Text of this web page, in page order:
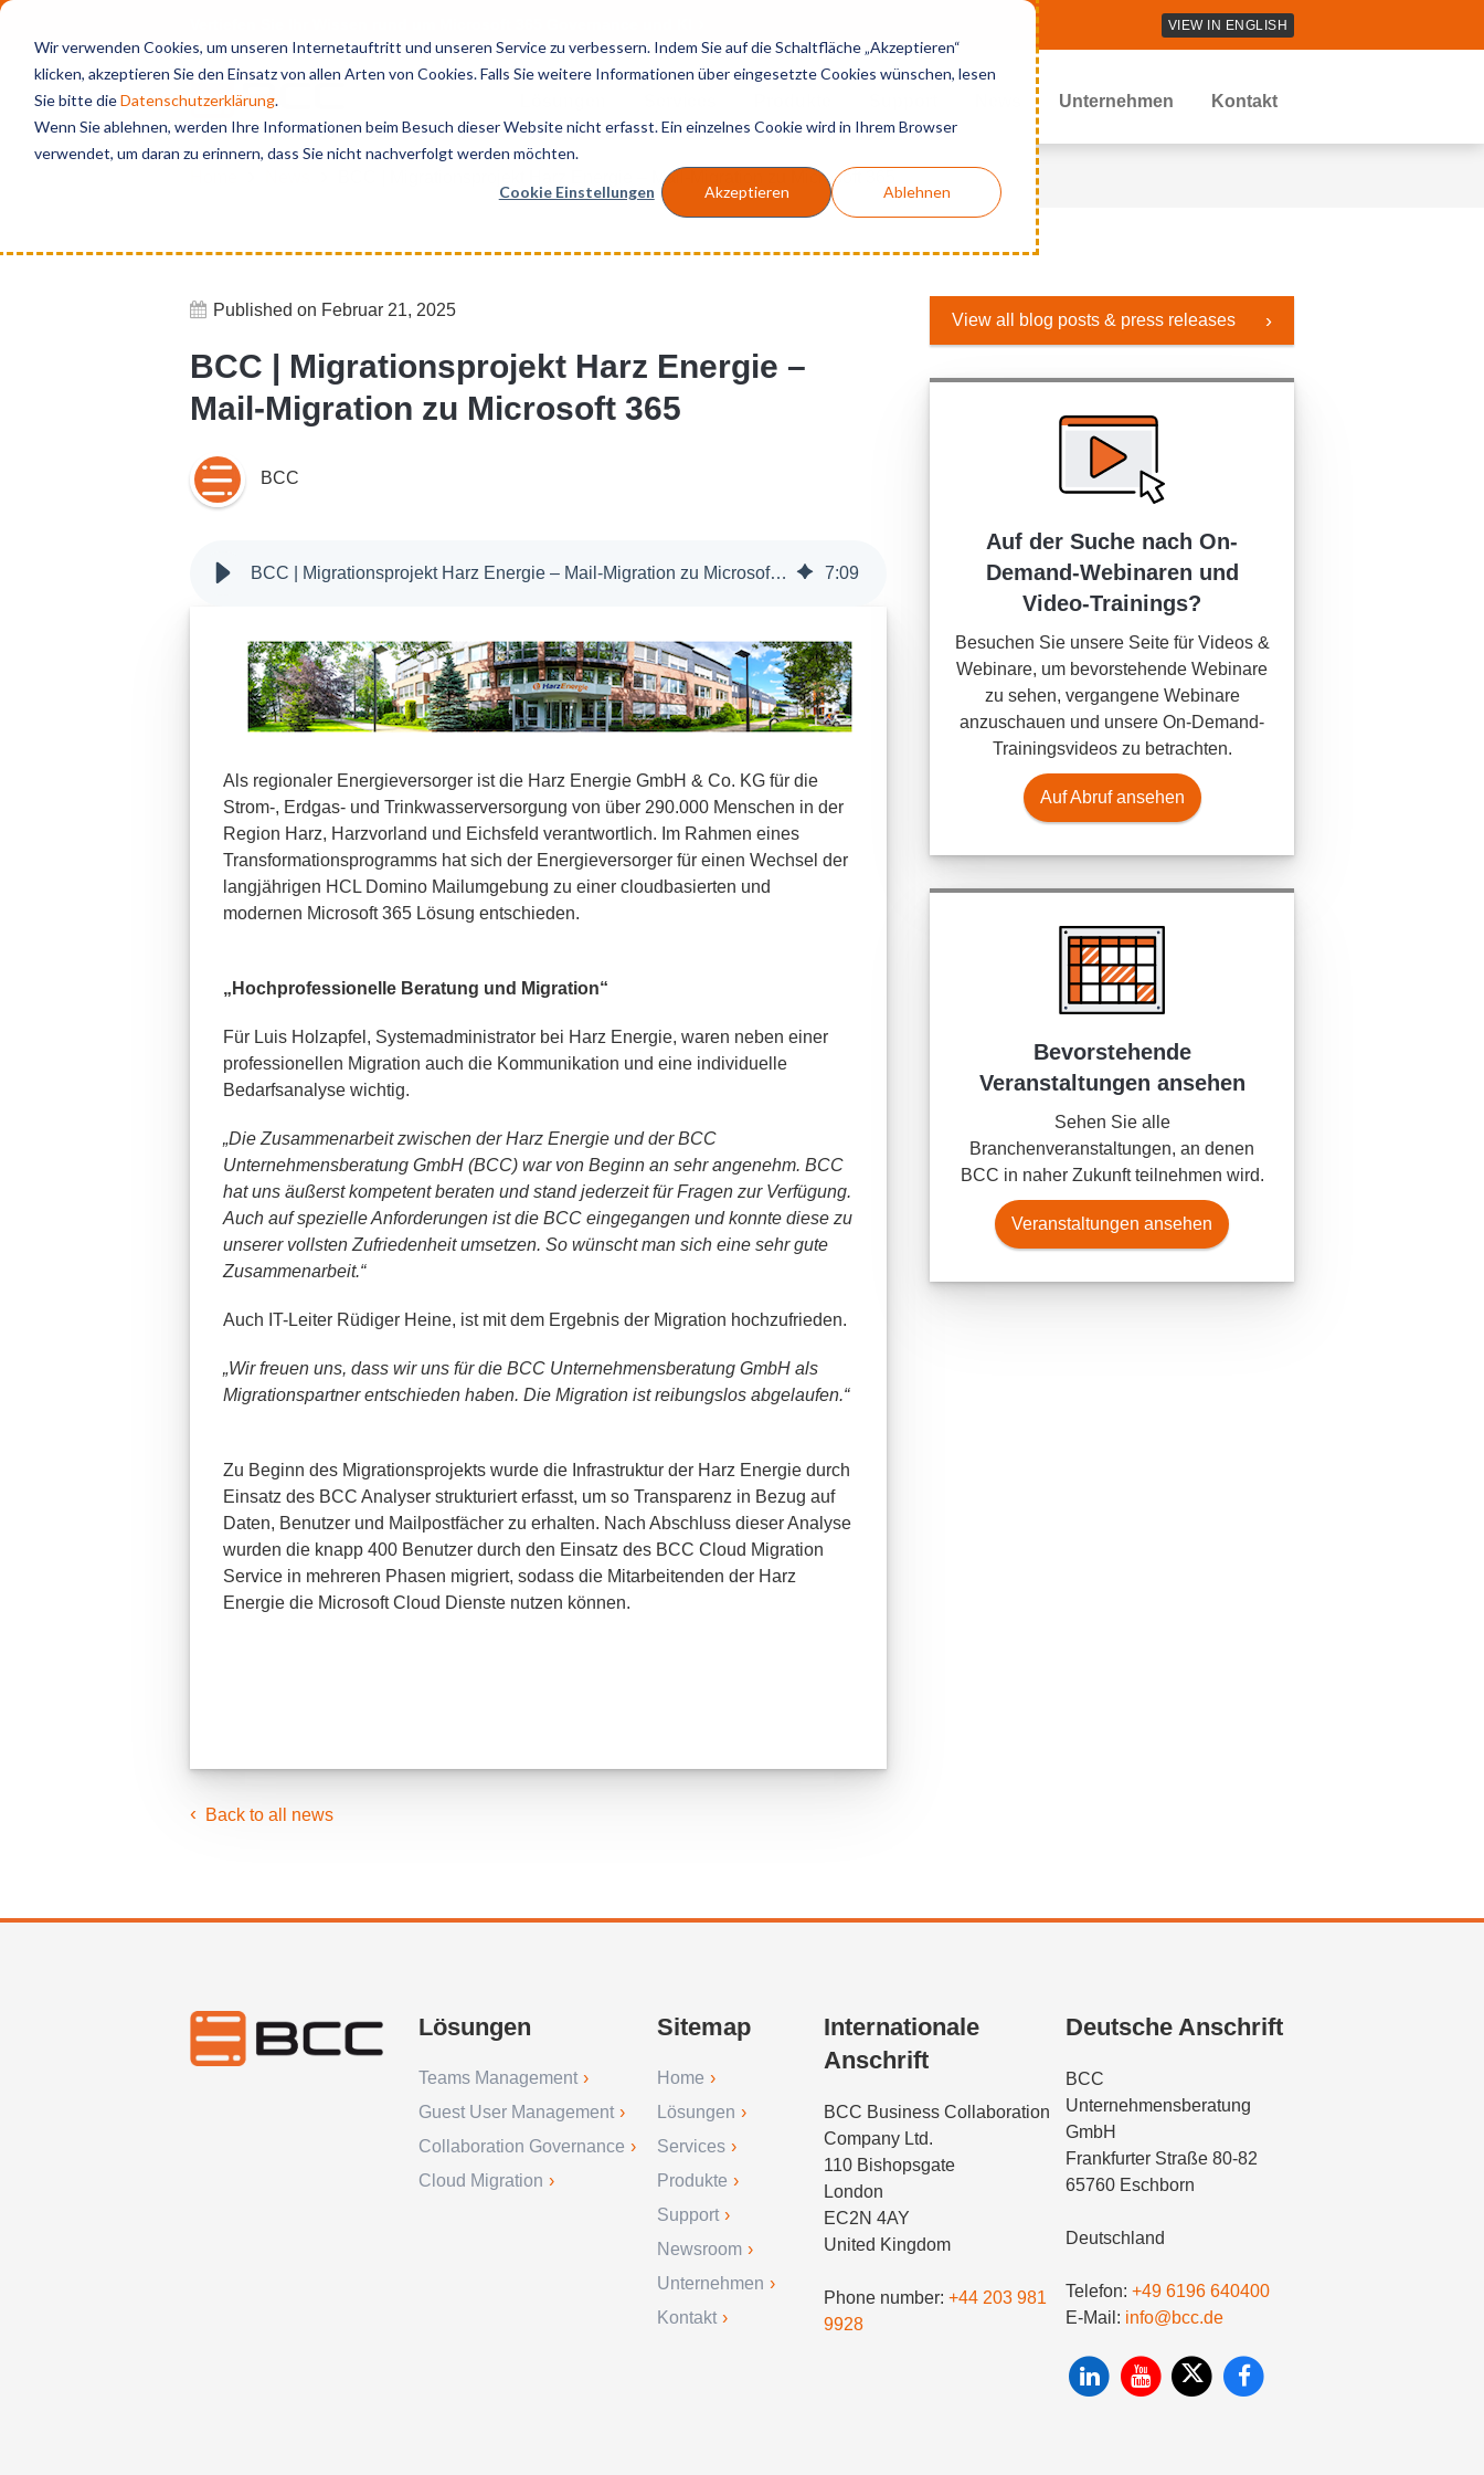
Wir verwenden Cookies, um unseren Internetauftritt und unseren Service zu verbessern. Indem Sie auf die Schaltfläche „Akzeptieren“
klicken, akzeptieren Sie den Einsatz von allen Arten von Cookies. Falls Sie weitere Informationen über eingesetzte Cookies wünschen, lesen
Sie bitte dieDatenschutzerklärung.
Wenn Sie ablehnen, werden Ihre Informationen beim Besuch dieser Website nicht erfasst. Ein einzelnes Cookie wird in Ihrem Browser
verwendet, um daran zu erinnern, dass Sie nicht nachverfolgt werden möchten.
Cookie Einstellungen Akzeptieren Ablehnen
VIEW IN ENGLISH
Unternehmen Kontakt
BCC | Migrationsprojekt Harz Energie – Mail-Migration zu Microsoft 365
Published on Februar 21, 2025
BCC | Migrationsprojekt Harz Energie –
Mail-Migration zu Microsoft 365
BCC
BCC | Migrationsprojekt Harz Energie – Mail-Migration zu Microsoft 365 7:09
Als regionaler Energieversorger ist die Harz Energie GmbH & Co. KG für die
Strom-, Erdgas- und Trinkwasserversorgung von über 290.000 Menschen in der
Region Harz, Harzvorland und Eichsfeld verantwortlich. Im Rahmen eines
Transformationsprogramms hat sich der Energieversorger für einen Wechsel der
langjährigen HCL Domino Mailumgebung zu einer cloudbasierten und
modernen Microsoft 365 Lösung entschieden.
„Hochprofessionelle Beratung und Migration“
Für Luis Holzapfel, Systemadministrator bei Harz Energie, waren neben einer
professionellen Migration auch die Kommunikation und eine individuelle
Bedarfsanalyse wichtig.
„Die Zusammenarbeit zwischen der Harz Energie und der BCC
Unternehmensberatung GmbH (BCC) war von Beginn an sehr angenehm. BCC
hat uns äußerst kompetent beraten und stand jederzeit für Fragen zur Verfügung.
Auch auf spezielle Anforderungen ist die BCC eingegangen und konnte diese zu
unserer vollsten Zufriedenheit umsetzen. So wünscht man sich eine sehr gute
Zusammenarbeit.“
Auch IT-Leiter Rüdiger Heine, ist mit dem Ergebnis der Migration hochzufrieden.
„Wir freuen uns, dass wir uns für die BCC Unternehmensberatung GmbH als
Migrationspartner entschieden haben. Die Migration ist reibungslos abgelaufen.“
Zu Beginn des Migrationsprojekts wurde die Infrastruktur der Harz Energie durch
Einsatz des BCC Analyser strukturiert erfasst, um so Transparenz in Bezug auf
Daten, Benutzer und Mailpostfächer zu erhalten. Nach Abschluss dieser Analyse
wurden die knapp 400 Benutzer durch den Einsatz des BCC Cloud Migration
Service in mehreren Phasen migriert, sodass die Mitarbeitenden der Harz
Energie die Microsoft Cloud Dienste nutzen können.
Back to all news
View all blog posts & press releases
Auf der Suche nach On-
Demand-Webinaren und
Video-Trainings?
Besuchen Sie unsere Seite für Videos &
Webinare, um bevorstehende Webinare
zu sehen, vergangene Webinare
anzuschauen und unsere On-Demand-
Trainingsvideos zu betrachten.
Auf Abruf ansehen
Bevorstehende
Veranstaltungen ansehen
Sehen Sie alle
Branchenveranstaltungen, an denen
BCC in naher Zukunft teilnehmen wird.
Veranstaltungen ansehen
Lösungen
Teams Management
Guest User Management
Collaboration Governance
Cloud Migration
Sitemap
Home
Lösungen
Services
Produkte
Support
Newsroom
Unternehmen
Kontakt
Internationale
Anschrift
BCC Business Collaboration
Company Ltd.
110 Bishopsgate
London
EC2N 4AY
United Kingdom
Phone number: +44 203 981
9928
Deutsche Anschrift
BCC
Unternehmensberatung
GmbH
Frankfurter Straße 80-82
65760 Eschborn
Deutschland
Telefon:+49 6196 640400
E-Mail: info@bcc.de